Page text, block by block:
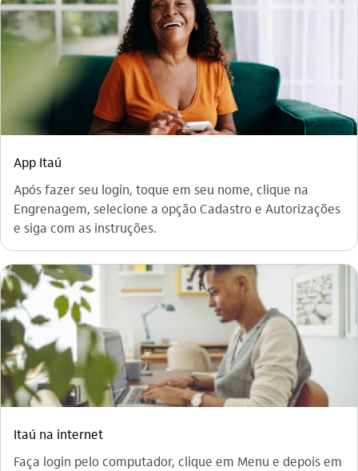
App Itaú
Após fazer seu login, toque em seu nome, clique na
Engrenagem, selecione a opção Cadastro e Autorizações
e siga com as instruções.​
Itaú na internet
Faça login pelo computador, clique em Menu e depois em